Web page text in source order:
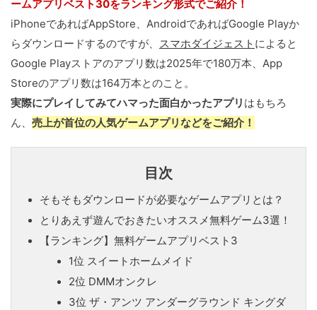
ームアプリベスト30をランキング形式でご紹介！
iPhoneであればAppStore、AndroidであればGoogle Playか
らダウンロードするのですが、 スマホダイジェスト によると
Google Playストアのアプリ数は2025年で180万本、App
Storeのアプリ数は164万本とのこと。
実際にプレイしてみてハマった面白かったアプリ はもちろ
ん、 売上が首位の人気ゲームアプリなどをご紹介！
目次
そもそもダウンロードが必要なゲームアプリとは？
とりあえず遊んでおきたいオススメ無料ゲーム3選！
【ランキング】無料ゲームアプリベスト3
1位 スイートホームメイド
2位 DMMオンクレ
3位 ザ・アンツ アンダーグラウンド キングダ